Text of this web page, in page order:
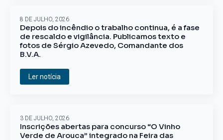
Depois do incêndio o trabalho continua, é a fase
de rescaldo e vigilância. Publicamos texto e
fotos de Sérgio Azevedo, Comandante dos
B.V.A.
8 DE JULHO, 2026
Ler notícia
Inscrições abertas para concurso “O Vinho
Verde de Arouca” integrado na Feira das
3 DE JULHO, 2026